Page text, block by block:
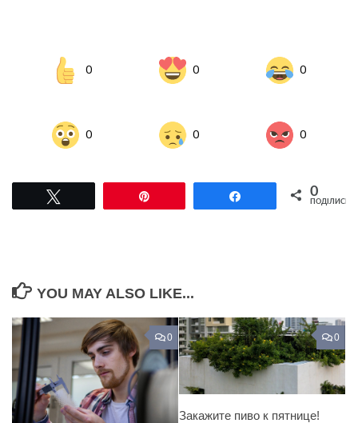
0 0 0
0 0 0
Поділитися0
ПОДІЛИСЬ
YOU MAY ALSO LIKE...
0 0
Закажите пиво к пятнице!